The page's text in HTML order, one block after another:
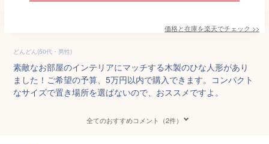
価格と在庫を楽天でチェック >>
どんどん(50代・男性)
素敵なお部屋のインテリアにマッチする木製のひな人形があり
ました！ご希望の予算、5万円以内で購入できます。コンパクト
なサイズで置き場所を選ばないので、おススメですよ。
全てのおすすめコメント（2件）